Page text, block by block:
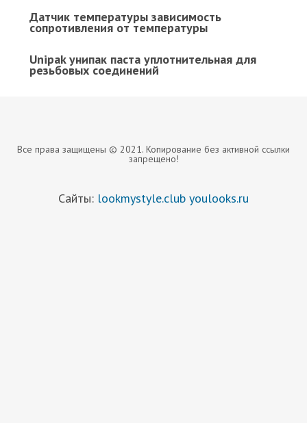
Датчик температуры зависимость
сопротивления от температуры
Unipak унипак паста уплотнительная для
резьбовых соединений
Все права защищены © 2021. Копирование без активной ссылки
запрещено!
Сайты: lookmystyle.club youlooks.ru